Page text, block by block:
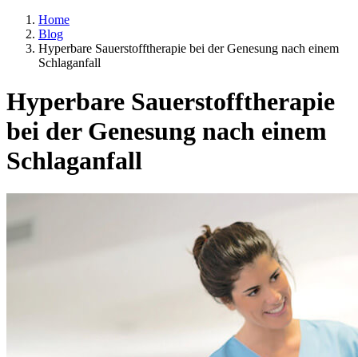
Home
Blog
Hyperbare Sauerstofftherapie bei der Genesung nach einem
Schlaganfall
Hyperbare Sauerstofftherapie
bei der Genesung nach einem
Schlaganfall